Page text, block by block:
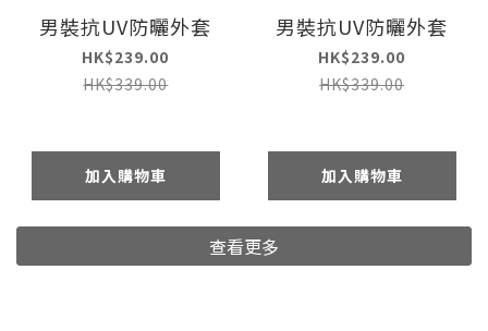
男裝抗UV防曬外套
HK$239.00
HK$339.00
加入購物車
男裝抗UV防曬外套
HK$239.00
HK$339.00
加入購物車
查看更多